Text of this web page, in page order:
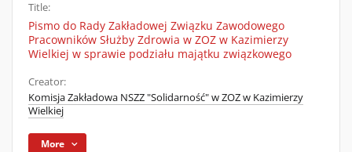
Title:
Pismo do Rady Zakładowej Związku Zawodowego
Pracowników Służby Zdrowia w ZOZ w Kazimierzy
Wielkiej w sprawie podziału majątku związkowego
Creator:
Komisja Zakładowa NSZZ "Solidarność" w ZOZ w Kazimierzy
Wielkiej
More